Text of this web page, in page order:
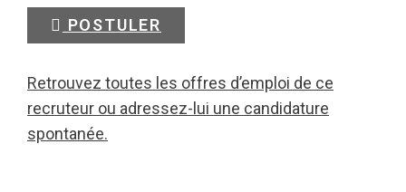
POSTULER
Retrouvez toutes les offres d’emploi de ce
recruteur ou adressez-lui une candidature
spontanée.